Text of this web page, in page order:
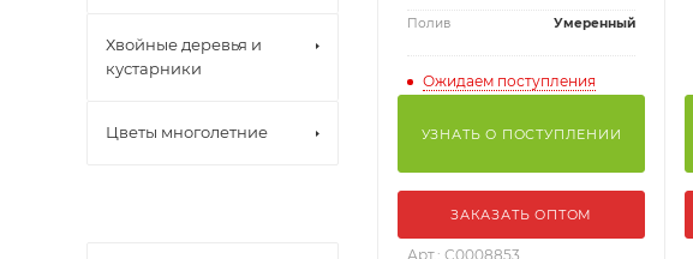
Полив Умеренный
Ожидаем поступления
УЗНАТЬ О ПОСТУПЛЕНИИ
ЗАКАЗАТЬ ОПТОМ
Арт.: С0008853
Хвойные деревья и
кустарники
Цветы многолетние